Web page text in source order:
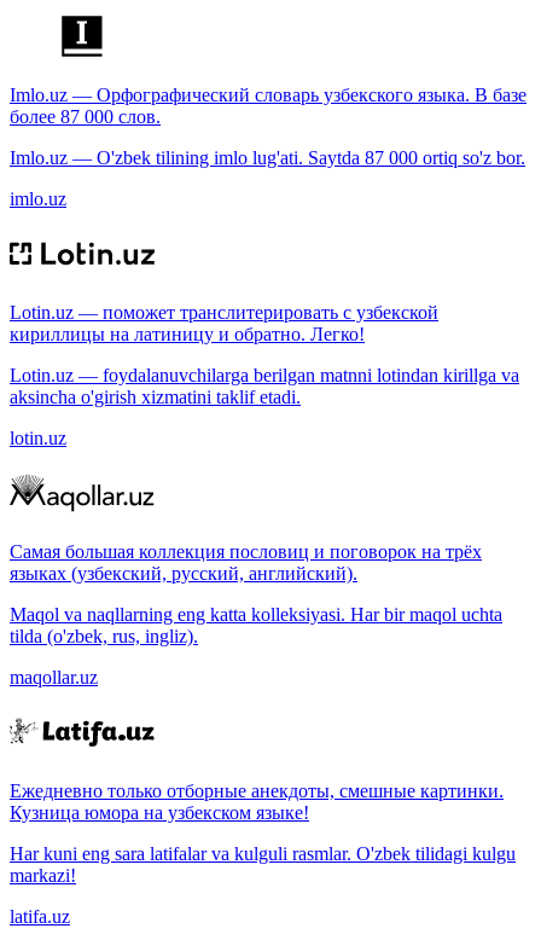
Imlo.uz — Орфографический словарь узбекского языка. В базе
более 87 000 слов.
Imlo.uz — O'zbek tilining imlo lug'ati. Saytda 87 000 ortiq so'z bor.
imlo.uz
Lotin.uz — поможет транслитерировать с узбекской
кириллицы на латиницу и обратно. Легко!
Lotin.uz — foydalanuvchilarga berilgan matnni lotindan kirillga va
aksincha o'girish xizmatini taklif etadi.
lotin.uz
Самая большая коллекция пословиц и поговорок на трёх
языках (узбекский, русский, английский).
Maqol va naqllarning eng katta kolleksiyasi. Har bir maqol uchta
tilda (o'zbek, rus, ingliz).
maqollar.uz
Ежедневно только отборные анекдоты, смешные картинки.
Кузница юмора на узбекском языке!
Har kuni eng sara latifalar va kulguli rasmlar. O'zbek tilidagi kulgu
markazi!
latifa.uz